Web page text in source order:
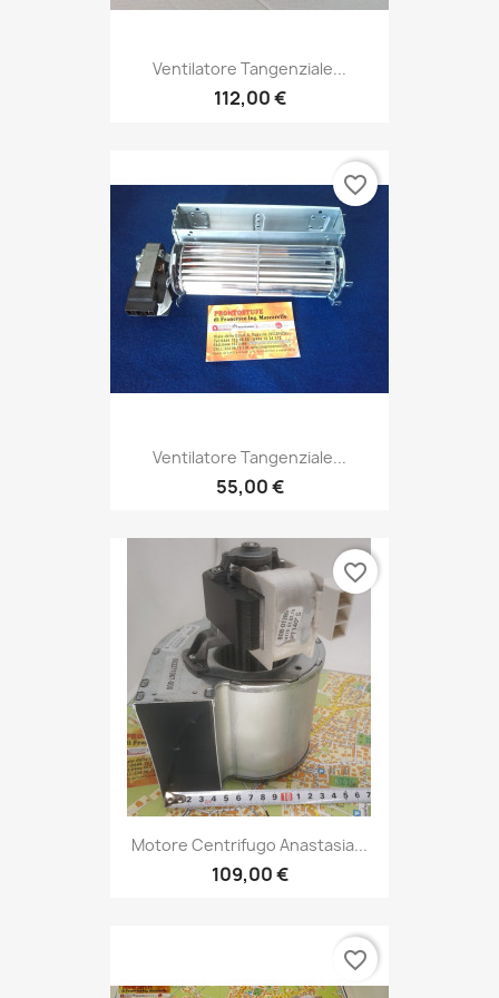
Ventilatore Tangenziale...
112,00 €
Ventilatore Tangenziale...
55,00 €
favorite_border
Motore Centrifugo Anastasia...
109,00 €
favorite_border
favorite_border